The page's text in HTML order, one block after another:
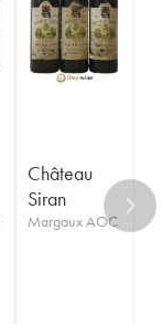
Château
Siran
Margaux AOC